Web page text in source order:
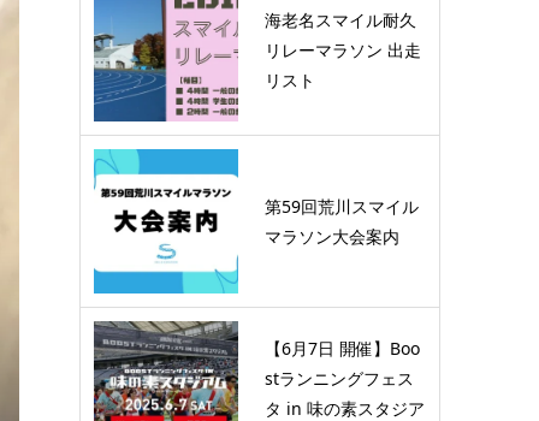
ラン イベント「RUN＆
CHEERS YOKOHAMA」開...
2022.07.07
音楽×アクティビティ！THE
NORTH FACEによる「マウ
ンテンフェス」2次募集が...
2024.08.07
海老名スマイル耐久
リレーマラソン 出走
リスト
第59回荒川スマイル
マラソン大会案内
【6月7日 開催】Boo
stランニングフェス
タ in 味の素スタジア